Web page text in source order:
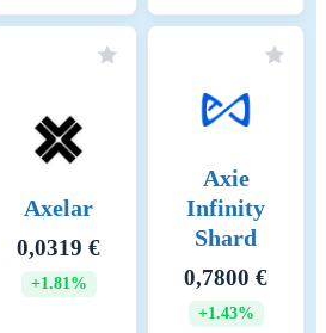
Enterprises: Transaction fees
supporting XinFin’s focus on
enterprise use cases in
finance, trade, and cross-
2025-07-27
2026-07-27
105120.00000 (kWh/a)
Axelar
0,0319 €
+1.81%
Axie
Infinity
Shard
0,7800 €
+1.43%